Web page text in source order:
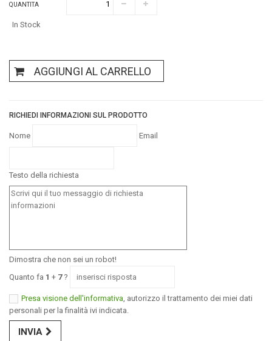
QUANTITA
In Stock
AGGIUNGI AL CARRELLO
RICHIEDI INFORMAZIONI SUL PRODOTTO
Nome Email
Testo della richiesta
Dimostra che non sei un robot!
Quanto fa 1 + 7?
Presa visione dell'informativa , autorizzo il trattamento dei miei dati
personali per la finalità ivi indicata.
INVIA